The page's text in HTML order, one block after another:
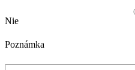
Nie
Poznámka